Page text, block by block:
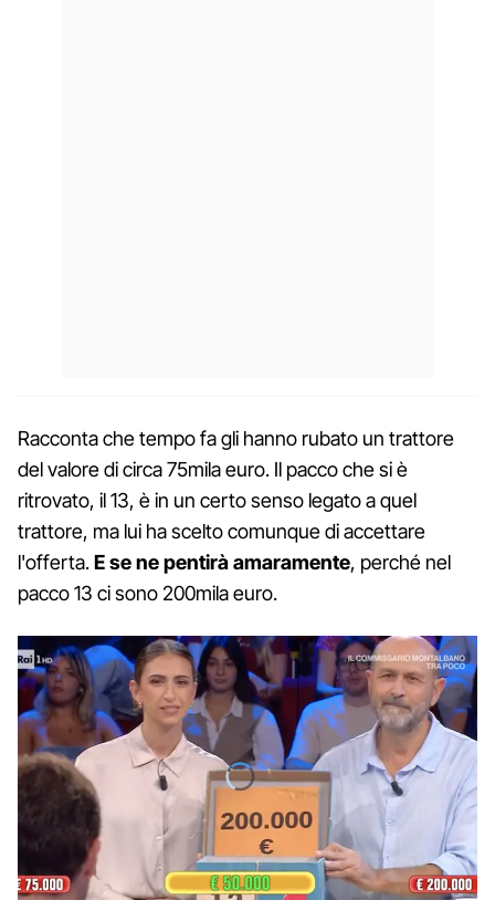
Racconta che tempo fa gli hanno rubato un trattore
del valore di circa 75mila euro. Il pacco che si è
ritrovato, il 13, è in un certo senso legato a quel
trattore, ma lui ha scelto comunque di accettare
l'offerta.E se ne pentirà amaramente, perché nel
pacco 13 ci sono 200mila euro.